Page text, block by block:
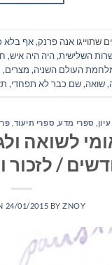
שתוייגו אנה פרנק,אף בלא
השלישית,היה היה איש,
העולם השניה, מצרים,
,שואה,שם כבר לא תפחדי,
ספרי מדע, ספרי תיעוד
/ לזכור
24/01/2015 BYZNOY